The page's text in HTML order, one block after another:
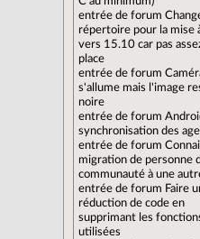
entrée de forum
répertoire pour la mise
vers 15.10 car pas
place
entrée de forum
s'allume mais l'image
noire
entrée de forum
synchronisation des
entrée de forum
migration de personne
communauté à une
entrée de forum Faire
réduction de code en
supprimant les
utilisées